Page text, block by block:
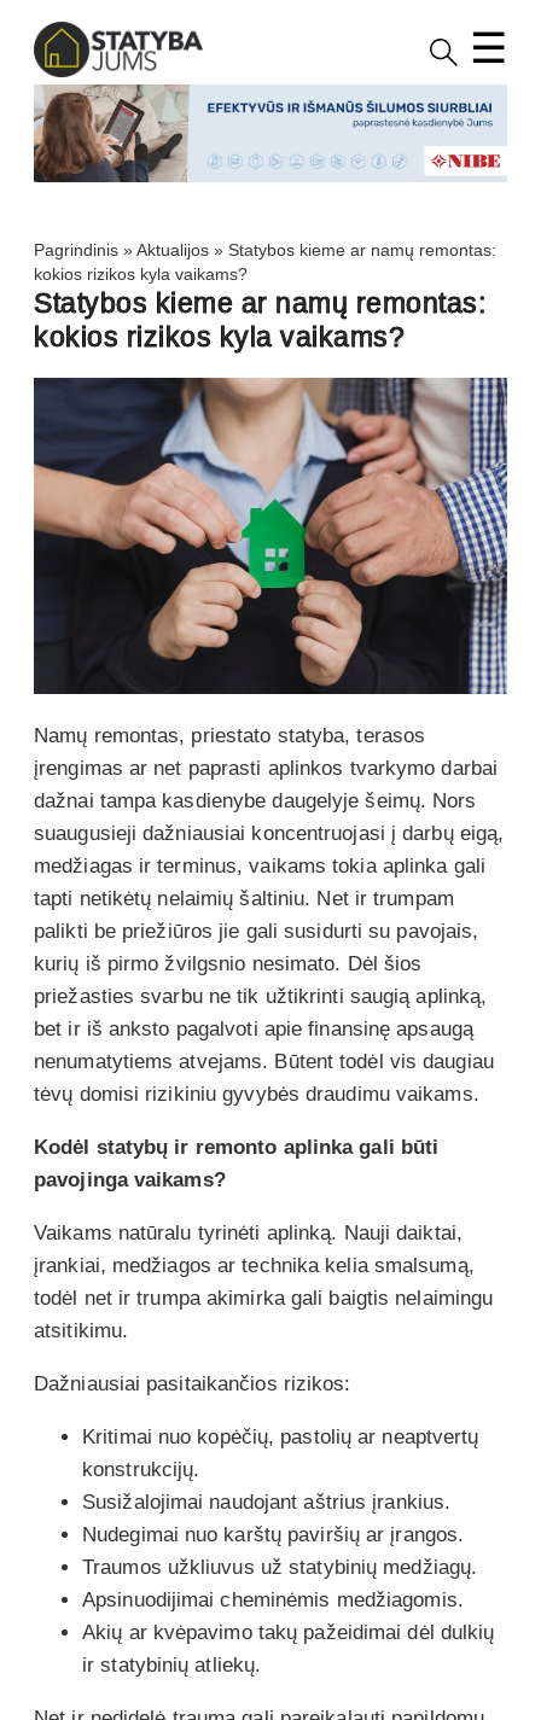
☰
Pagrindinis »Aktualijos » Statybos kieme ar namų remontas:
kokios rizikos kyla vaikams?
Statybos kieme ar namų remontas:
kokios rizikos kyla vaikams?
Namų remontas, priestato statyba, terasos
įrengimas ar net paprasti aplinkos tvarkymo darbai
dažnai tampa kasdienybe daugelyje šeimų. Nors
suaugusieji dažniausiai koncentruojasi į darbų eigą,
medžiagas ir terminus, vaikams tokia aplinka gali
tapti netikėtų nelaimių šaltiniu. Net ir trumpam
palikti be priežiūros jie gali susidurti su pavojais,
kurių iš pirmo žvilgsnio nesimato. Dėl šios
priežasties svarbu ne tik užtikrinti saugią aplinką,
bet ir iš anksto pagalvoti apie finansinę apsaugą
nenumatytiems atvejams. Būtent todėl vis daugiau
tėvų domisi rizikiniu gyvybės draudimu vaikams.
Kodėl statybų ir remonto aplinka gali būti
pavojinga vaikams?
Vaikams natūralu tyrinėti aplinką. Nauji daiktai,
įrankiai, medžiagos ar technika kelia smalsumą,
todėl net ir trumpa akimirka gali baigtis nelaimingu
atsitikimu.
Dažniausiai pasitaikančios rizikos:
Kritimai nuo kopėčių, pastolių ar neaptvertų
konstrukcijų.
Susižalojimai naudojant aštrius įrankius.
Nudegimai nuo karštų paviršių ar įrangos.
Traumos užkliuvus už statybinių medžiagų.
Apsinuodijimai cheminėmis medžiagomis.
Akių ar kvėpavimo takų pažeidimai dėl dulkių
ir statybinių atliekų.